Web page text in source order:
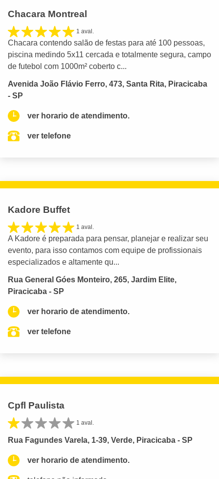
Chacara Montreal
1 aval.
Chacara contendo salão de festas para até 100 pessoas,
piscina medindo 5x11 cercada e totalmente segura, campo
de futebol com 1000m² coberto c...
Avenida João Flávio Ferro, 473, Santa Rita, Piracicaba
- SP
ver horario de atendimento.
ver telefone
Kadore Buffet
1 aval.
A Kadore é preparada para pensar, planejar e realizar seu
evento, para isso contamos com equipe de profissionais
especializados e altamente qu...
Rua General Góes Monteiro, 265, Jardim Elite,
Piracicaba - SP
ver horario de atendimento.
ver telefone
Cpfl Paulista
1 aval.
Rua Fagundes Varela, 1-39, Verde, Piracicaba - SP
ver horario de atendimento.